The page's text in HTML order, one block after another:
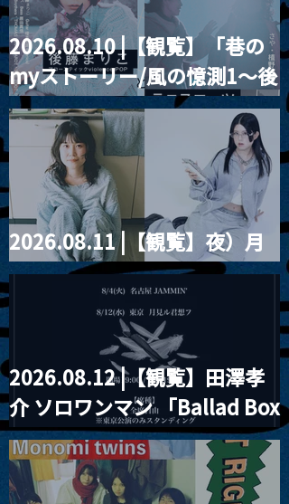
2026.08.10 |【観覧】「巷の
myストーリー/風の憶測1～後
藤まりこアコースティック
violence POPとテニスコー
ツ」
2026.08.11 |【観覧】夜）月
見ル君想フpre. Sugar Shock
2026.08.12 |【観覧】田澤孝
介 ソロワンマン 「Ballad Box
2026」